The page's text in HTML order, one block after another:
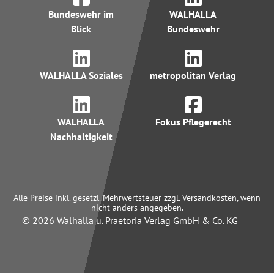
Bundeswehr im
Blick
WALHALLA
Bundeswehr
WALHALLA Soziales metropolitan Verlag
WALHALLA
Nachhaltigkeit
Fokus Pflegerecht
Alle Preise inkl. gesetzl. Mehrwertsteuer zzgl. Versandkosten, wenn
nicht anders angegeben.
© 2026 Walhalla u. Praetoria Verlag GmbH & Co. KG